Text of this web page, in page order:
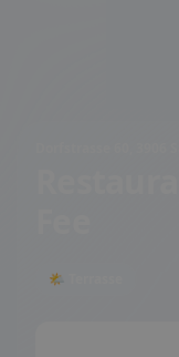
🌤 Terrasse